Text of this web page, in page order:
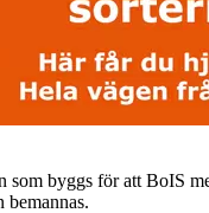
som byggs för att BoIS
bemannas.